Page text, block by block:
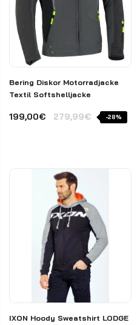
Bering Diskor Motorradjacke
Textil Softshelljacke
199,00€ 279,99€ -28%
IXON Hoody Sweatshirt LODGE